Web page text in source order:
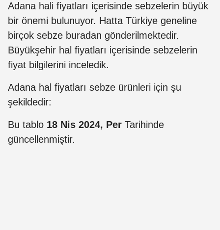
Adana hali fiyatları içerisinde sebzelerin büyük
bir önemi bulunuyor. Hatta Türkiye geneline
birçok sebze buradan gönderilmektedir.
Büyükşehir hal fiyatları içerisinde sebzelerin
fiyat bilgilerini inceledik.
Adana hal fiyatları sebze ürünleri için şu
şekildedir:
Bu tablo 18 Nis 2024, Per Tarihinde
güncellenmiştir.